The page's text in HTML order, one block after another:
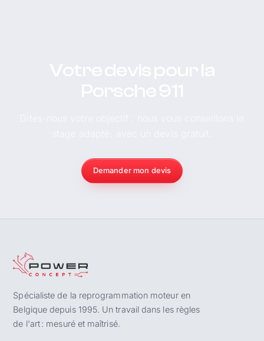
Demander mon devis
Spécialiste de la reprogrammation moteur en
Belgique depuis 1995. Un travail dans les règles
de l'art : mesuré et maîtrisé.